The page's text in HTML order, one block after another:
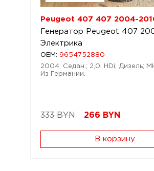
Peugeot 407 407 2004-
Генератор Peugeot 407
Электрика
OEM: 9654752880
2004; Седан.; 2,0; HDi; Дизель;
Из Германии.
333 BYN 266 BYN
В корзину